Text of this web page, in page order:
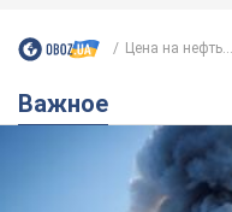
Цена на нефть...
Важное